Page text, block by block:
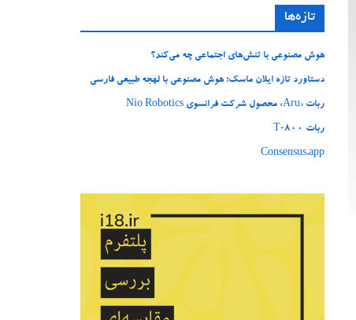
تازه‌ها
هوش مصنوعی با تنش‌های اجتماعی چه می‌کند؟
دستاورد تازه ایلان ماسک؛ هوش مصنوعی با لهجه طبیعی فارسی
ربات «Aru» محصول شرکت فرانسوی Nio Robotics
ربات T‑800
Consensus.app